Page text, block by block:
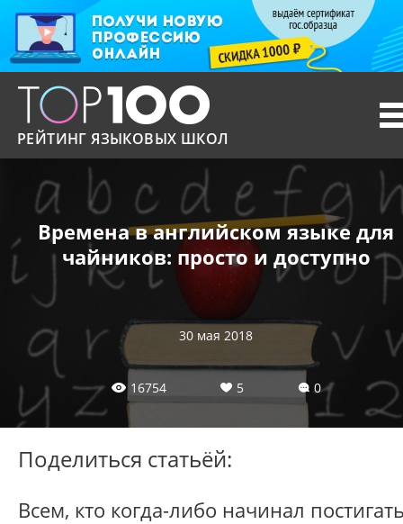
РЕЙТИНГ ЯЗЫКОВЫХ ШКОЛ
Времена в английском языке для
чайников: просто и доступно
30 мая 2018
16754 5 0
Поделиться статьёй:
Всем, кто когда-либо начинал